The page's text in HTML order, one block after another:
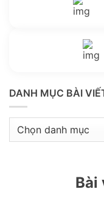
DANH MỤC BÀI
mục
bài
Bài